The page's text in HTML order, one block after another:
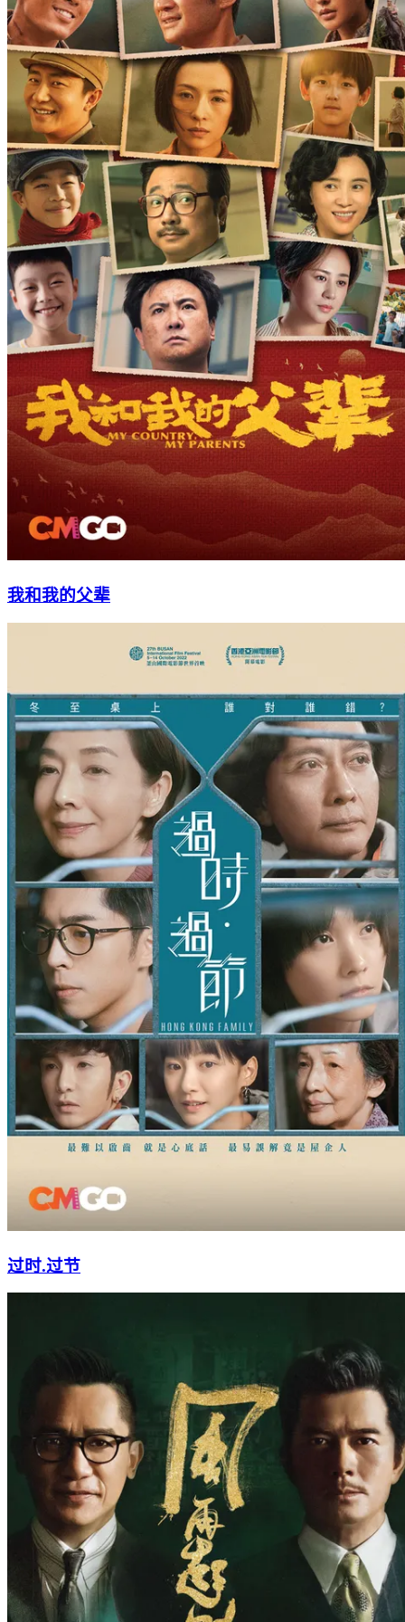
我和我的父辈
过时.过节